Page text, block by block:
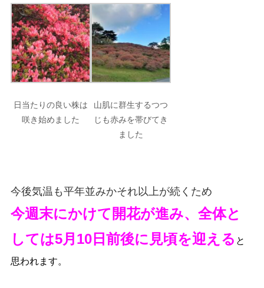
日当たりの良い株は
咲き始めました
山肌に群生するつつ
じも赤みを帯びてき
ました
今後気温も平年並みかそれ以上が続くため
今週末にかけて開花が進み、全体と
しては5月10日前後に 見頃を迎える と
思われます。